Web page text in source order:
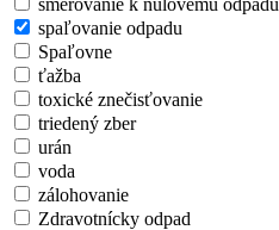
smerovanie k nulovému odpadu
spaľovanie odpadu
Spaľovne
ťažba
toxické znečisťovanie
triedený zber
urán
voda
zálohovanie
Zdravotnícky odpad